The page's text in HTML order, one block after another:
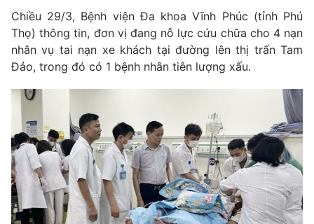
Tư vấn
Chuyên mục khác
Emagazine Podcast
Photo
Video Shorts video
VTV Money VTV Thể thao
VTV Sức khoẻ Bất động sản
Chiều 29/3, Bệnh viện Đa khoa Vĩnh Phúc (tỉnh Phú
Thọ) thông tin, đơn vị đang nỗ lực cứu chữa cho 4 nạn
nhân vụ tai nạn xe khách tại đường lên thị trấn Tam
Đảo, trong đó có 1 bệnh nhân tiên lượng xấu.